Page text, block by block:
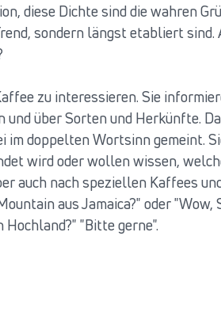
diese Dichte sind die wahren
sondern längst etabliert sind.
zu interessieren. Sie
über Sorten und Herkünfte.
im doppelten Wortsinn gemeint.
wird oder wollen wissen,
auch nach speziellen Kaffees
aus Jamaica?" oder "Wow,
"Bitte gerne".